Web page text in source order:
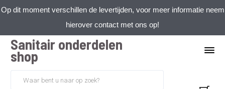
Op dit moment verschillen de levertijden, voor meer informatie neem
hierover contact met ons op!
Sanitair onderdelen
shop